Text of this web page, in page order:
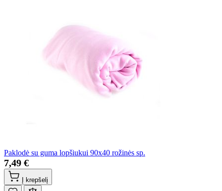
Paklodė su guma lopšiukui 90x40 rožinės sp.
7,49 €
Į krepšelį